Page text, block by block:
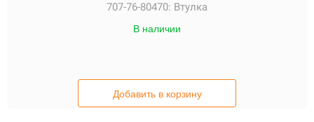
707-76-80470: Втулка
В наличии
Добавить в корзину